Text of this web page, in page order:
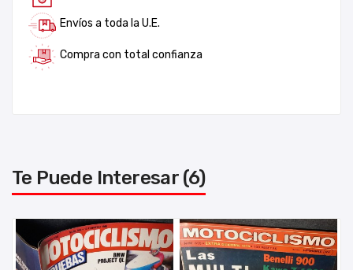
Envíos a toda la U.E.
Compra con total confianza
Te Puede Interesar (6)